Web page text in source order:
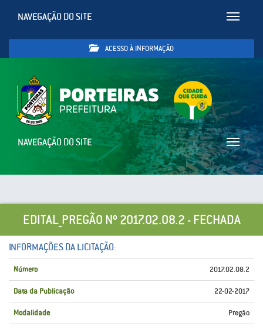
Toggle
NAVEGAÇÃO DO SITE
ACESSO À INFORMAÇÃO
Toggle
NAVEGAÇÃO DO SITE
EDITAL_PREGÃO Nº 2017.02.08.2 - FECHADA
INFORMAÇÕES DA LICITAÇÃO:
Número 2017.02.08.2
Data da Publicação 22-02-2017
Modalidade Pregão